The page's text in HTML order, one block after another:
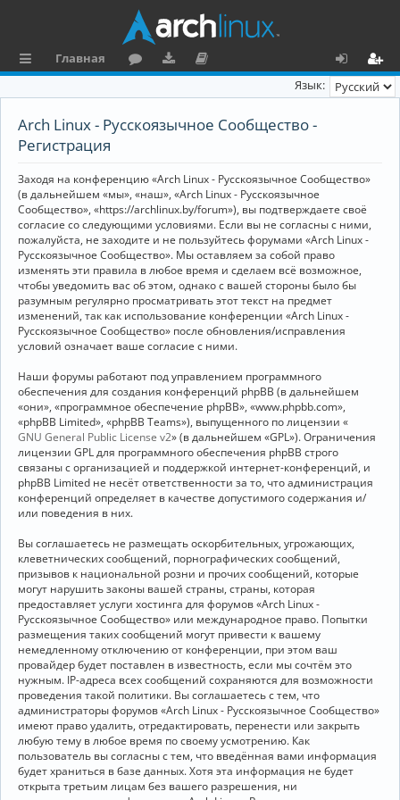
л
и
Главная
н
та
ц
и
я
х
ег
Язык:
Arch Linux - Русскоязычное Сообщество -
Регистрация
Заходя на конференцию «Arch Linux - Русскоязычное Сообщество»
(в дальнейшем «мы», «наш», «Arch Linux - Русскоязычное
Сообщество», «https://archlinux.by/forum»), вы подтверждаете своё
согласие со следующими условиями. Если вы не согласны с ними,
пожалуйста, не заходите и не пользуйтесь форумами «Arch Linux -
Русскоязычное Сообщество». Мы оставляем за собой право
изменять эти правила в любое время и сделаем всё возможное,
чтобы уведомить вас об этом, однако с вашей стороны было бы
разумным регулярно просматривать этот текст на предмет
изменений, так как использование конференции «Arch Linux -
Русскоязычное Сообщество» после обновления/исправления
условий означает ваше согласие с ними.
Наши форумы работают под управлением программного
обеспечения для создания конференций phpBB (в дальнейшем
«они», «программное обеспечение phpBB», «www.phpbb.com»,
«phpBB Limited», «phpBB Teams»), выпущенного по лицензии «
GNU General Public License v2» (в дальнейшем «GPL»). Ограничения
лицензии GPL для программного обеспечения phpBB строго
связаны с организацией и поддержкой интернет-конференций, и
phpBB Limited не несёт ответственности за то, что администрация
конференций определяет в качестве допустимого содержания и/
или поведения в них.
Вы соглашаетесь не размещать оскорбительных, угрожающих,
клеветнических сообщений, порнографических сообщений,
призывов к национальной розни и прочих сообщений, которые
могут нарушить законы вашей страны, страны, которая
предоставляет услуги хостинга для форумов «Arch Linux -
Русскоязычное Сообщество» или международное право. Попытки
размещения таких сообщений могут привести к вашему
немедленному отключению от конференции, при этом ваш
провайдер будет поставлен в известность, если мы сочтём это
нужным. IP-адреса всех сообщений сохраняются для возможности
проведения такой политики. Вы соглашаетесь с тем, что
администраторы форумов «Arch Linux - Русскоязычное Сообщество»
имеют право удалить, отредактировать, перенести или закрыть
любую тему в любое время по своему усмотрению. Как
пользователь вы согласны с тем, что введённая вами информация
будет храниться в базе данных. Хотя эта информация не будет
открыта третьим лицам без вашего разрешения, ни